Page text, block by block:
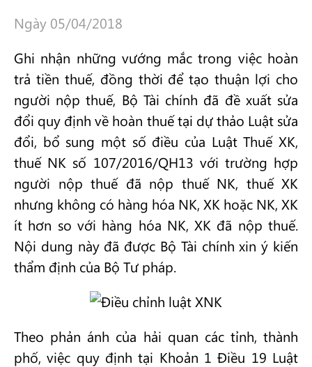
Ngày 05/04/2018
Ghi nhận những vướng mắc trong việc hoàn
trả tiền thuế, đồng thời để tạo thuận lợi cho
người nộp thuế, Bộ Tài chính đã đề xuất sửa
đổi quy định về hoàn thuế tại dự thảo Luật sửa
đổi, bổ sung một số điều của Luật Thuế XK,
thuế NK số 107/2016/QH13 với trường hợp
người nộp thuế đã nộp thuế NK, thuế XK
nhưng không có hàng hóa NK, XK hoặc NK, XK
ít hơn so với hàng hóa NK, XK đã nộp thuế.
Nội dung này đã được Bộ Tài chính xin ý kiến
thẩm định của Bộ Tư pháp.
Theo phản ánh của hải quan các tỉnh, thành
phố, việc quy định tại Khoản 1 Điều 19 Luật